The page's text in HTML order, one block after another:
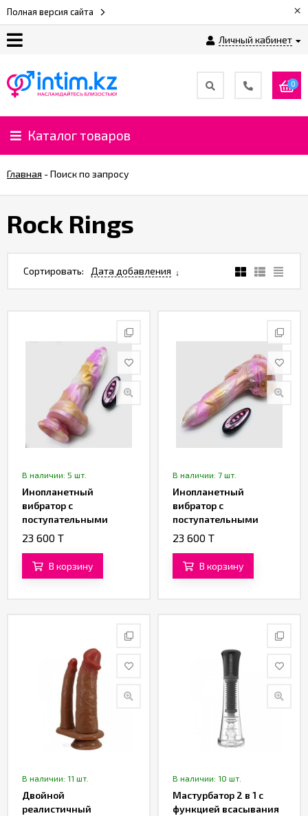
Полная версия сайта ×
Личный кабинет
нас
Доставка
и
Контакты
0
Каталог товаров
Главная -Поиск по запросу
Rock Rings
Сортировать: Дата добавления
В наличии: 5 шт.
Инопланетный
вибратор с
поступательными
движениями «Рилтар»
23 600 T
В корзину
В наличии: 7 шт.
Инопланетный
вибратор с
поступательными
движениями
Феникс» (21,5 см)
23 600 T
В корзину
В наличии: 11 шт.
Двойной
реалистичный
В наличии: 10 шт.
Мастурбатор 2 в 1 с
функцией всасывания